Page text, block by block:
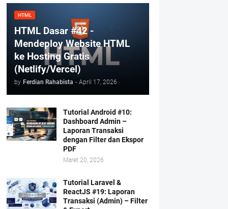
HTML
HTML Dasar #42 -
Mendeploy Website HTML
ke Hosting Gratis
(Netlify/Vercel)
by Ferdian Rahabista - April 17, 2026
Tutorial Android #10:
Dashboard Admin –
Laporan Transaksi
dengan Filter dan Ekspor
PDF
Maret 20, 2026
Tutorial Laravel &
ReactJS #19: Laporan
Transaksi (Admin) – Filter